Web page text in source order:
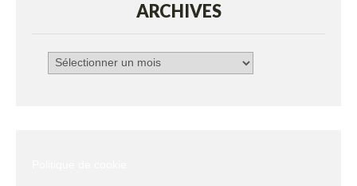
ARCHIVES
Archives